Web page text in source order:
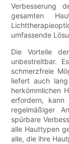
Verbesserung
gesamten
umfassende
Die Vorteile
unbestreitbar.
schmerzfreie
liefert auch
herkömmlichen
erfordern, kann
regelmäßiger
spürbare
alle Hauttypen
alle, die ihre